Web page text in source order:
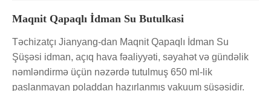
Maqnit Qapaqlı İdman Su Butulkasi
Təchizatçı Jianyang-dan Maqnit Qapaqlı İdman Su
Şüşəsi idman, açıq hava fəaliyyəti, səyahət və gündəlik
nəmləndirmə üçün nəzərdə tutulmuş 650 ml-lik
paslanmayan poladdan hazırlanmış vakuum şüşəsidir.